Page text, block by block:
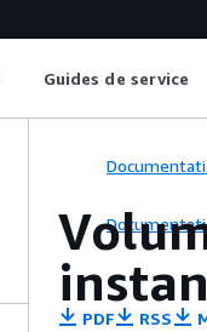
Guides de service
PDF RSS